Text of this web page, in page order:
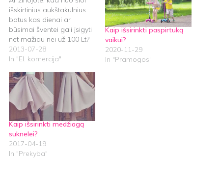
išskirtinius aukštakulnius
batus kas dienai ar
būsimai šventei gali įsigyti
net mažiau nei už 100 Lt?
Taip, tai tikra tiesa ir niekur
toli keliauti nereikia.
kiekvieną dieną auga
ir varle.lt, užsiimanti
užsakomųjų parduotuvėlių
tinklu, gali pasiūlyti
konkurencingas kainas ne
tik batams, bet ir
didesniems…
2013-07-28
In "El. komercija"
Kaip išsirinkti paspirtuką
vaikui?
2020-11-29
In "Pramogos"
Kaip išsirinkti medžiagą
suknelei?
2017-04-19
In "Prekyba"